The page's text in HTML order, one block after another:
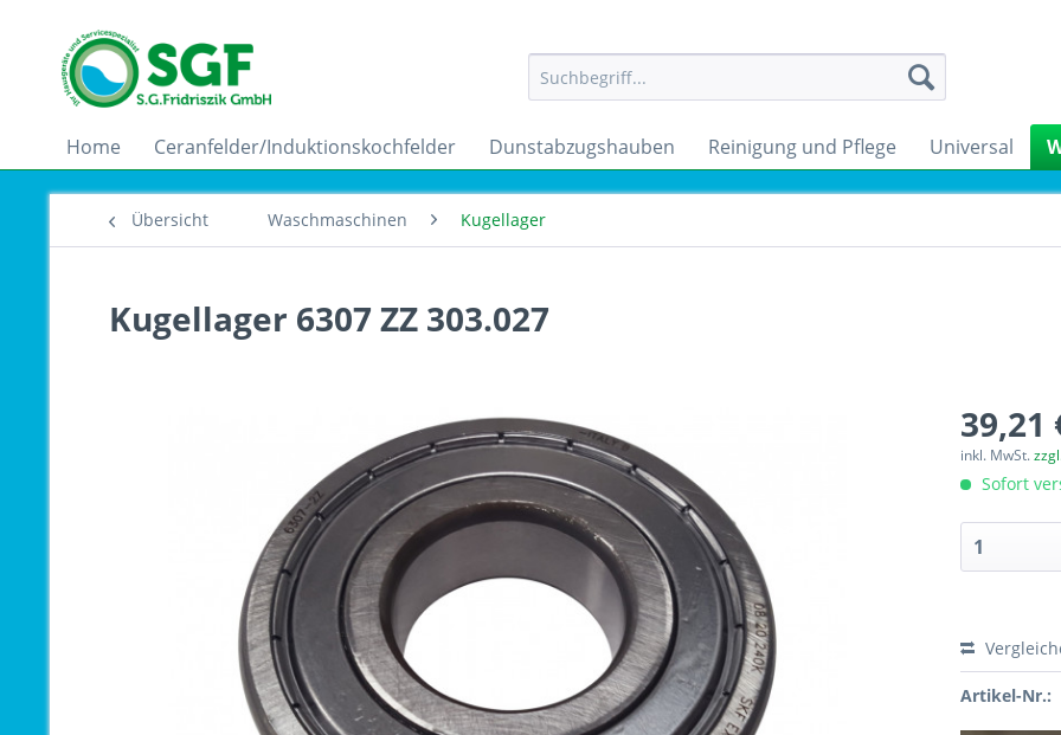
Home Ceranfelder/Induktionskochfelder Dunstabzugshauben Reinigung und Pflege Universal
Übersicht Waschmaschinen Kugellager
Kugellager 6307 ZZ 303.027
39,21
inkl. MwSt.
Sofort
Artikel-Nr.: